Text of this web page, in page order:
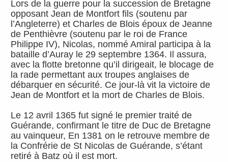
Lors de la guerre pour la succession de Bretagne
opposant Jean de Montfort fils (soutenu par
l’Angleterre) et Charles de Blois époux de Jeanne
de Penthièvre (soutenu par le roi de France
Philippe IV), Nicolas, nommé Amiral participa à la
bataille d’Auray le 29 septembre 1364. Il assura,
avec la flotte bretonne qu’il dirigeait, le blocage de
la rade permettant aux troupes anglaises de
débarquer en sécurité. Ce jour-là vit la victoire de
Jean de Montfort et la mort de Charles de Blois.
Le 12 avril 1365 fut signé le premier traité de
Guérande, confirmant le titre de Duc de Bretagne
au vainqueur, En 1381 on le retrouve membre de
la Confrérie de St Nicolas de Guérande, s’étant
retiré à Batz où il est mort.